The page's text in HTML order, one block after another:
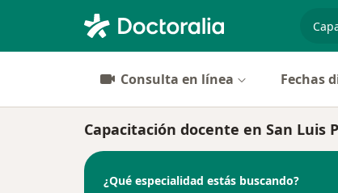
Consulta en línea Fechas
Capacitación docente en San Luis
¿Qué especialidad estás buscando?